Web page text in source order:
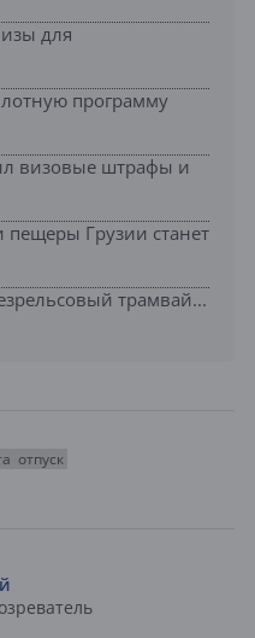
для
программу
визовые штрафы и
Грузии станет
трамвай...
отпуск